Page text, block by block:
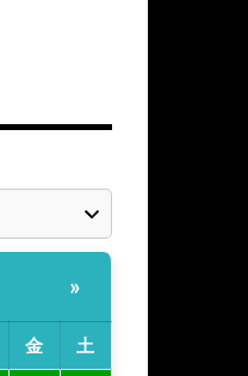
»
金 土